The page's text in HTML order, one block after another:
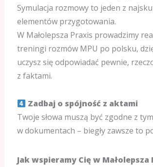
Symulacja rozmowy to jeden z
elementów przygotowania.
W Małolepsza Praxis prowadzimy
treningi rozmów MPU po polsku,
uczysz się odpowiadać pewnie,
z faktami.
Zadbaj o spójność z aktami
Twoje słowa muszą być zgodne z
w dokumentach – biegły zawsze to
Jak wspieramy Cię w Małolepsza